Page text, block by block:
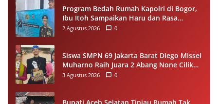
Program Bedah Rumah Kapolri di Bogor,
Ibu Itoh Sampaikan Haru dan Rasa
Syukur
2 Agustus 2026 0
Siswa SMPN 69 Jakarta Barat Diego Missel
Muharno Raih Juara 2 Abang None Cilik
dan Remaja Kencur 2026
3 Agustus 2026 0
Bupati Aceh Selatan Tinjau Rumah Tak